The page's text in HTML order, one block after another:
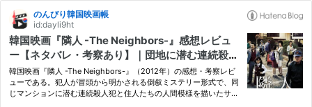
のんびり韓国映画帳
id:dayli9ht
韓国映画『隣人 -The Neighbors-』感想レビュ
ー【ネタバレ・考察あり】｜団地に潜む連続殺人
犯と住人たちの人間模様
韓国映画『隣人 -The Neighbors-』（2012年）の感想・考察レビ
ューである。犯人が冒頭から明かされる倒叙ミステリー形式で、同
じマンションに潜む連続殺人犯と住人たちの人間模様を描いたサス